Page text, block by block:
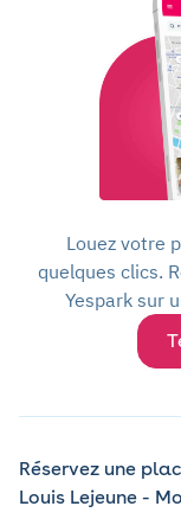
Louez votre
quelques clics.
Yespark sur
Réservez une
Louis Lejeune -